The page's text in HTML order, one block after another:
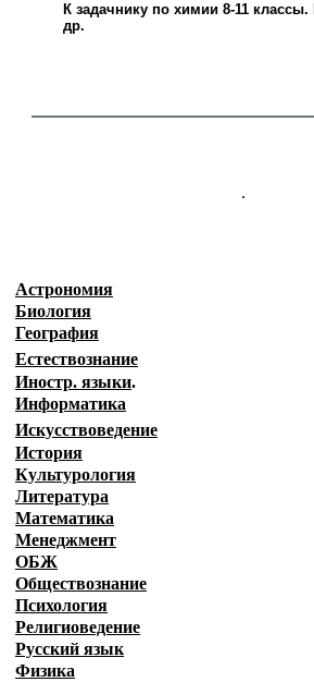
К задачнику по химии 8-11
др.
.
Астрономия
Биология
География
Естествознание
Иностр. языки.
Информатика
Искусствоведение
История
Культурология
Литература
Математика
Менеджмент
ОБЖ
Обществознание
Психология
Религиоведение
Русский язык
Физика